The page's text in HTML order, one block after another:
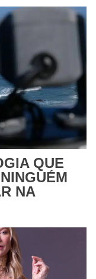
QUE
NA